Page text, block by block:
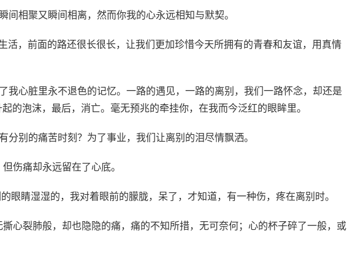
间相聚又瞬间相离，然而你我的心永远相知与默契。
活，前面的路还很长很长，让我们更加珍惜今天所拥有的青春和友谊，用真情
我心脏里永不退色的记忆。一路的遇见，一路的离别，我们一路怀念，却还是
的泡沫，最后，消亡。毫无预兆的牵挂你，在我而今泛红的眼眸里。
分别的痛苦时刻？为了事业，我们让离别的泪尽情飘洒。
伤痛却永远留在了心底。
眼睛湿湿的，我对着眼前的朦胧，呆了，才知道，有一种伤，疼在离别时。
心裂肺般，却也隐隐的痛，痛的不知所措，无可奈何；心的杯子碎了一般，或